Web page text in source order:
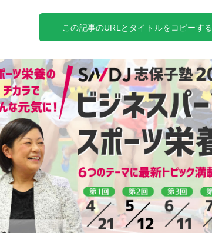
この記事のURLとタイトルをコピーする